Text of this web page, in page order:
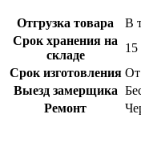
Отгрузка товара
В
Срок хранения на
складе
15
Срок изготовления От
Выезд замерщика
Ремонт